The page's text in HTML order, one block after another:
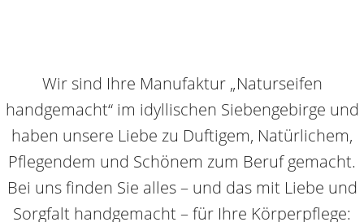
Wir sind Ihre Manufaktur „Naturseifen
handgemacht“ im idyllischen Siebengebirge und
haben unsere Liebe zu Duftigem, Natürlichem,
Pflegendem und Schönem zum Beruf gemacht.
Bei uns finden Sie alles – und das mit Liebe und
Sorgfalt handgemacht – für Ihre Körperpflege: